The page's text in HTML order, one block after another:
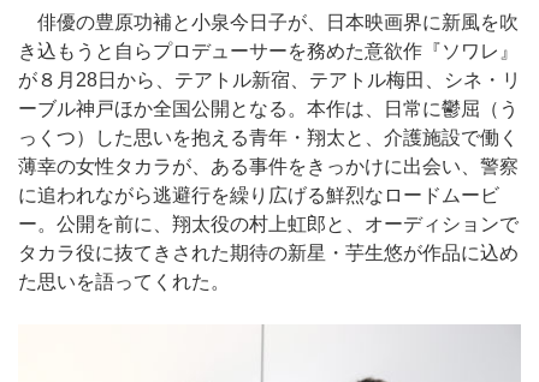
俳優の豊原功補と小泉今日子が、日本映画界に新風を吹
き込もうと自らプロデューサーを務めた意欲作『ソワレ』
が８月28日から、テアトル新宿、テアトル梅田、シネ・リ
ーブル神戸ほか全国公開となる。本作は、日常に鬱屈（う
っくつ）した思いを抱える青年・翔太と、介護施設で働く
薄幸の女性タカラが、ある事件をきっかけに出会い、警察
に追われながら逃避行を繰り広げる鮮烈なロードムービ
ー。公開を前に、翔太役の村上虹郎と、オーディションで
タカラ役に抜てきされた期待の新星・芋生悠が作品に込め
た思いを語ってくれた。